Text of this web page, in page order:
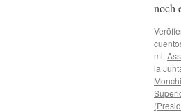
noch
mit
la